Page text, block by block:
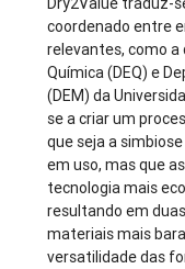
coordenado entre
relevantes, como
Química (DEQ) e
(DEM) da
se a criar um
que seja a
em uso, mas que
tecnologia mais
resultando em
materiais mais
versatilidade das